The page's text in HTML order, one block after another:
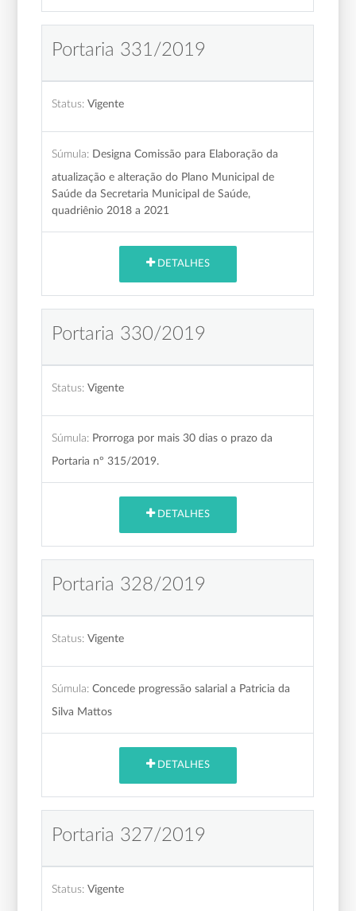
Portaria 331/2019
Status: Vigente
Súmula: Designa Comissão para Elaboração da
atualização e alteração do Plano Municipal de
Saúde da Secretaria Municipal de Saúde,
quadriênio 2018 a 2021
DETALHES
Portaria 330/2019
Status: Vigente
Súmula: Prorroga por mais 30 dias o prazo da
Portaria nº 315/2019.
DETALHES
Portaria 328/2019
Status: Vigente
Súmula: Concede progressão salarial a Patricia da
Silva Mattos
DETALHES
Portaria 327/2019
Status: Vigente